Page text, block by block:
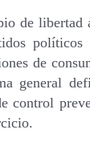
de libertad
de
general
control